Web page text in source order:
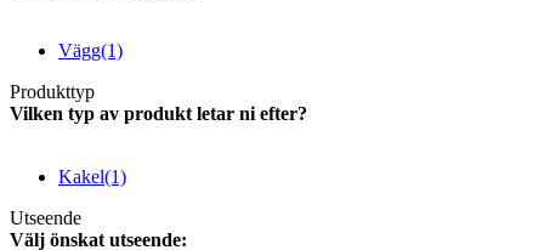
Vägg(1)
Produkttyp
Vilken typ av produkt letar ni efter?
Kakel(1)
Utseende
Välj önskat utseende: